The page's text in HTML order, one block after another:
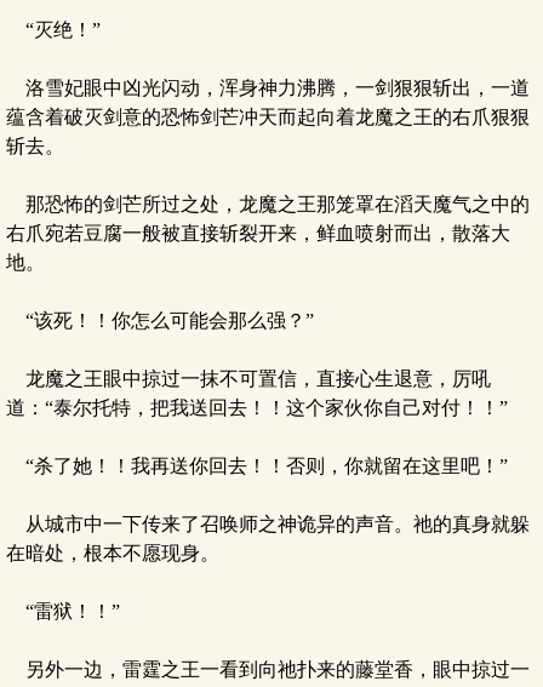
“灭绝！”
洛雪妃眼中凶光闪动，浑身神力沸腾，一剑狠狠斩出，一道
蕴含着破灭剑意的恐怖剑芒冲天而起向着龙魔之王的右爪狠狠
斩去。
那恐怖的剑芒所过之处，龙魔之王那笼罩在滔天魔气之中的
右爪宛若豆腐一般被直接斩裂开来，鲜血喷射而出，散落大
地。
“该死！！你怎么可能会那么强？”
龙魔之王眼中掠过一抹不可置信，直接心生退意，厉吼
道：“泰尔托特，把我送回去！！这个家伙你自己对付！！”
“杀了她！！我再送你回去！！否则，你就留在这里吧！”
从城市中一下传来了召唤师之神诡异的声音。祂的真身就躲
在暗处，根本不愿现身。
“雷狱！！”
另外一边，雷霆之王一看到向祂扑来的藤堂香，眼中掠过一